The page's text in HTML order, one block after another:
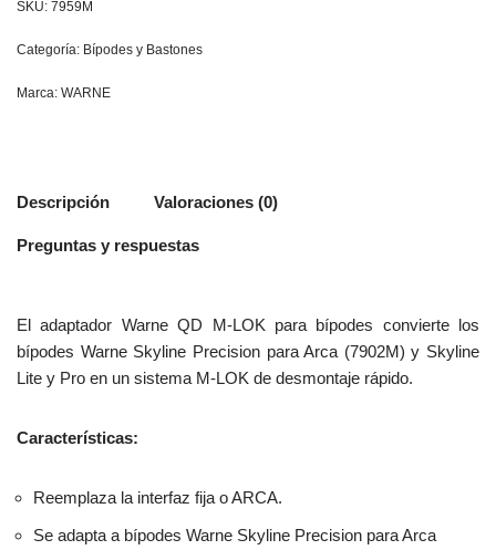
SKU: 7959M
Categoría: Bípodes y Bastones
Marca: WARNE
Descripción Valoraciones (0)
Preguntas y respuestas
El adaptador Warne QD M-LOK para bípodes convierte los
bípodes Warne Skyline Precision para Arca (7902M) y Skyline
Lite y Pro en un sistema M-LOK de desmontaje rápido.
Características:
Reemplaza la interfaz fija o ARCA.
Se adapta a bípodes Warne Skyline Precision para Arca